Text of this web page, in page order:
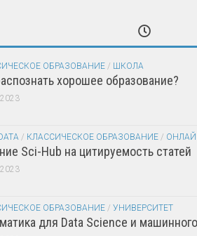
ОБРАЗОВАНИЕ / ШКОЛА
хорошее образование?
/ КЛАССИЧЕСКОЕ ОБРАЗОВАНИЕ /
Sci-Hub на цитируемость статей
ОБРАЗОВАНИЕ / УНИВЕРСИТЕТ
для Data Science и